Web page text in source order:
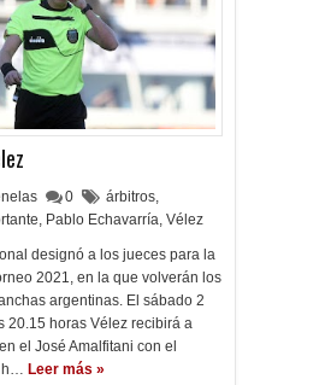
0 árbitros,
, Pablo Echavarría, Vélez
designó a los jueces para la
2021, en la que volverán los
argentinas. El sábado 2
20.15 horas Vélez recibirá a
el José Amalfitani con el
h… Leer más »